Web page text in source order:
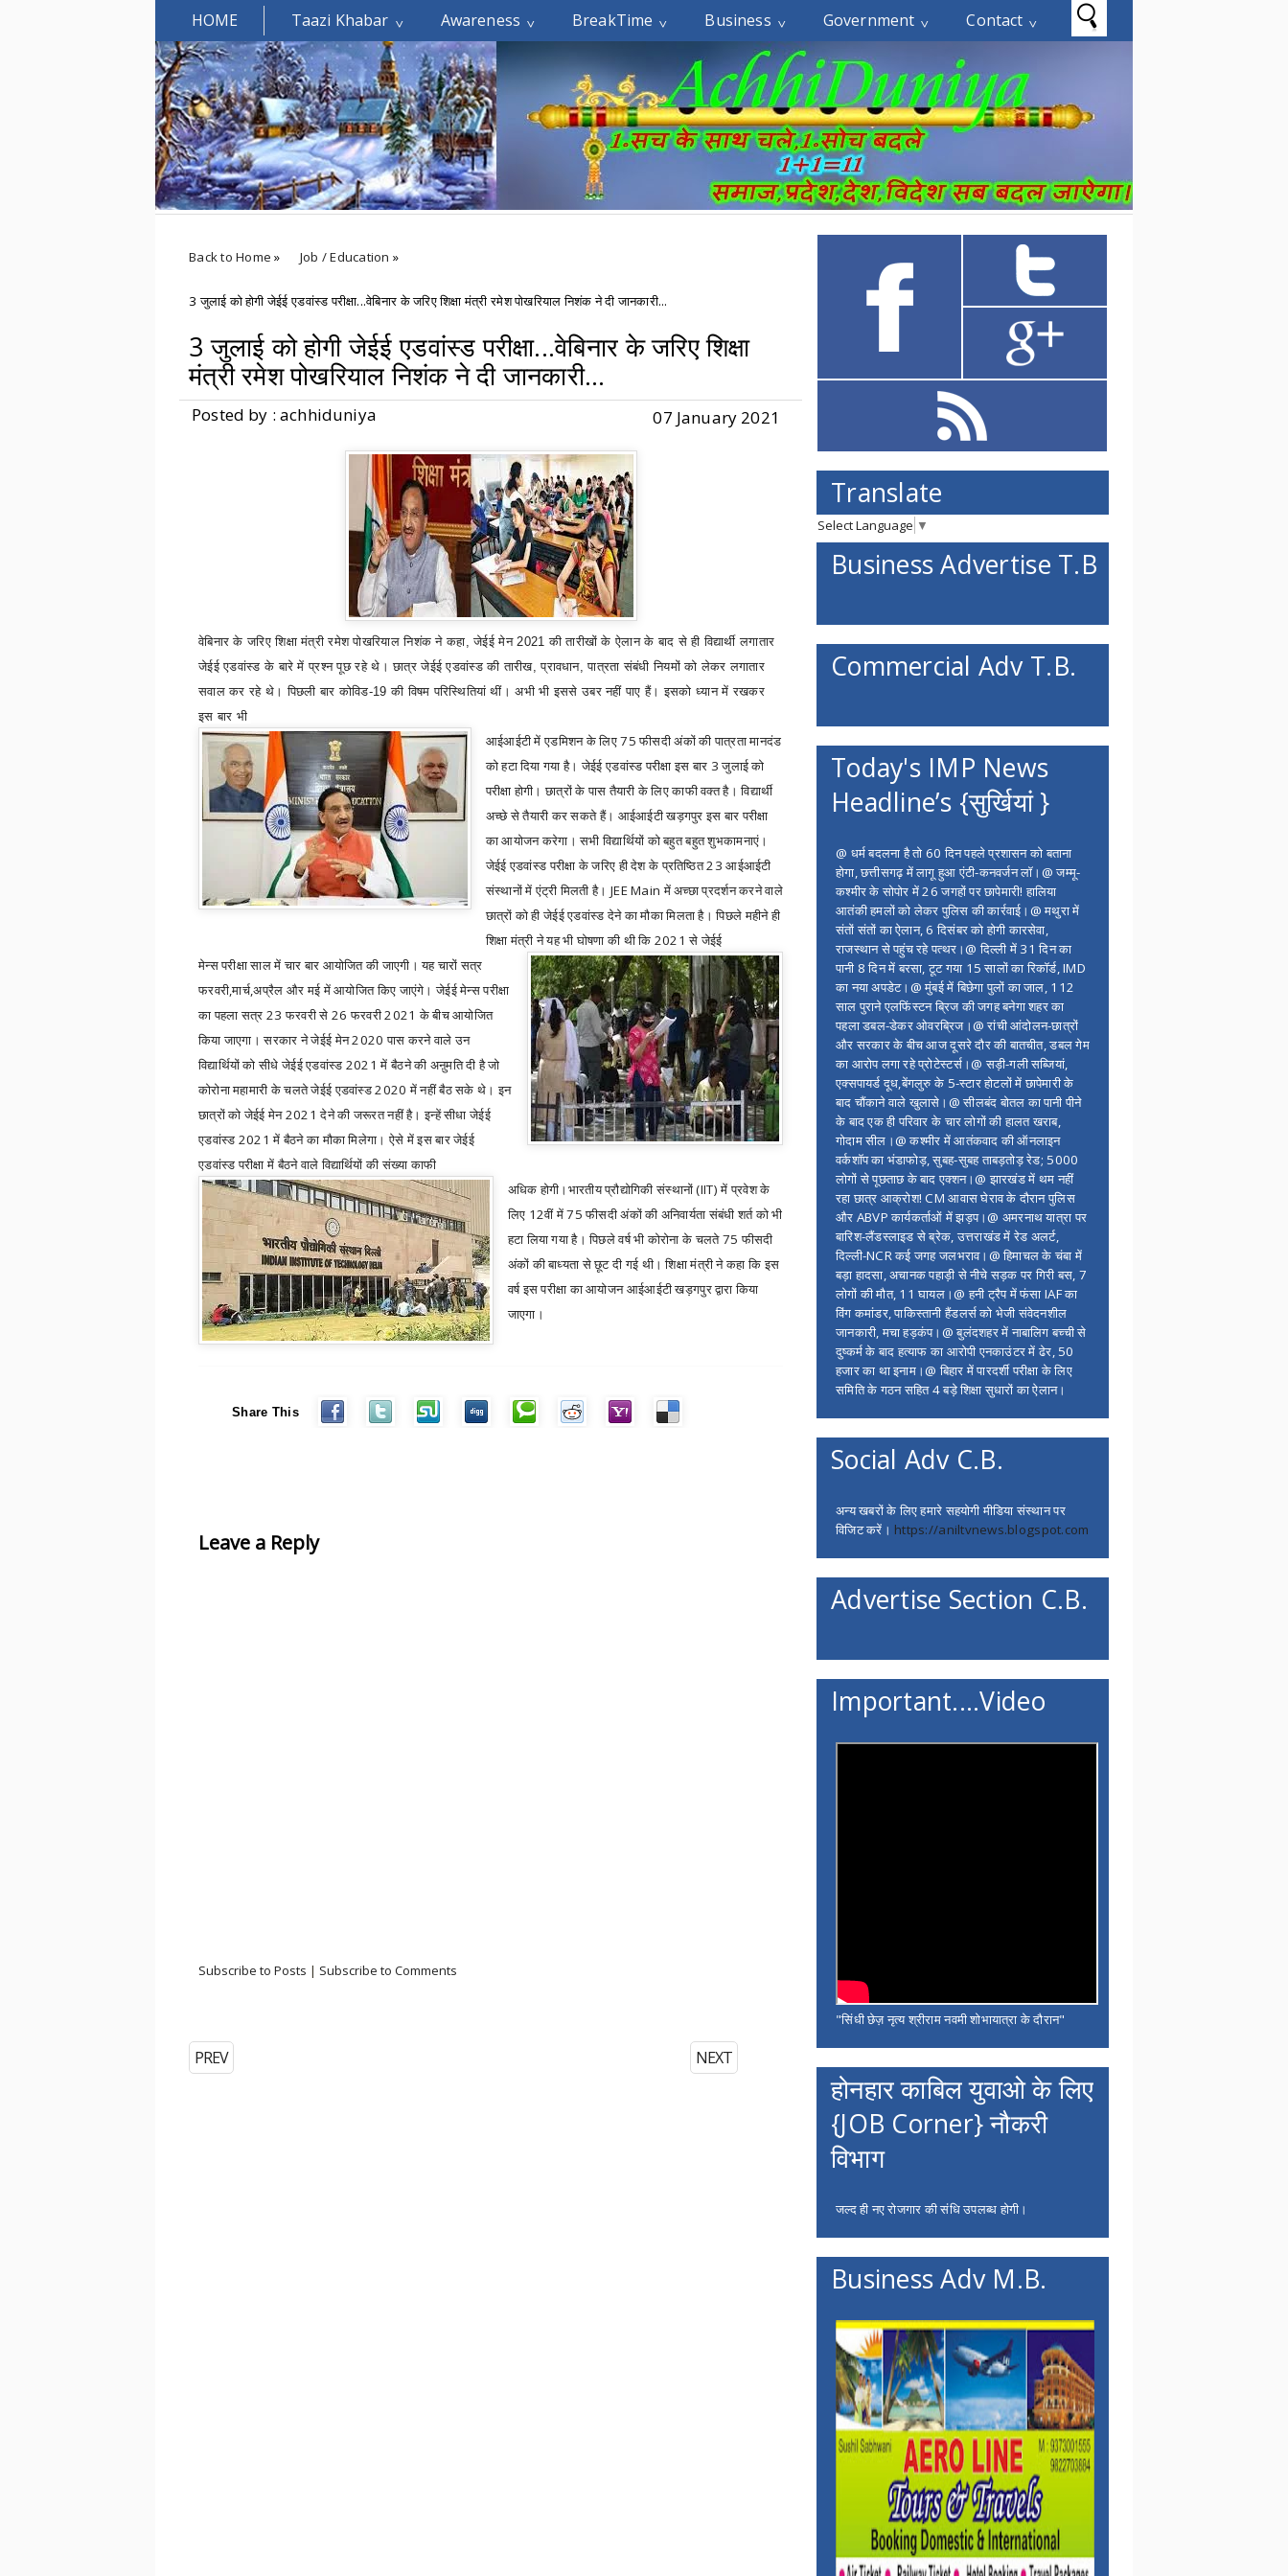
HOME Taazi Khabar Awareness BreakTime Business Government Contact
Welcomes You.....
Back to Home » Job / Education »
3 जुलाई को होगी जेईई एडवांस्ड परीक्षा...वेबिनार के जरिए शिक्षा मंत्री रमेश पोखरियाल निशंक ने दी जानकारी...
3 जुलाई को होगी जेईई एडवांस्ड परीक्षा...वेबिनार के जरिए शिक्षा
मंत्री रमेश पोखरियाल निशंक ने दी जानकारी...
Posted by : achhiduniya 07 January 2021
वेबिनार के जरिए शिक्षा मंत्री रमेश पोखरियाल निशंक ने कहा,जेईई मेन 2021 की तारीखों के ऐलान के बाद से ही विद्यार्थी लगातार
जेईई एडवांस्ड के बारे में प्रश्न पूछ रहे थे। छात्र जेईई एडवांस्ड की तारीख,प्रावधान,पात्रता संबंधी नियमों को लेकर लगातार
सवाल कर रहे थे। पिछली बार कोविड-19 की विषम परिस्थितियां थीं। अभी भी इससे उबर नहीं पाए हैं। इसको ध्यान में रखकर
इस बार भी
आईआईटी में एडमिशन के लिए 75 फीसदी अंकों की पात्रता मानदंड
को हटा दिया गया है। जेईई एडवांस्ड परीक्षा इस बार 3 जुलाई को
परीक्षा होगी। छात्रों के पास तैयारी के लिए काफी वक्त है। विद्यार्थी
अच्छे से तैयारी कर सकते हैं। आईआईटी खड़गपुर इस बार परीक्षा
का आयोजन करेगा। सभी विद्यार्थियों को बहुत बहुत शुभकामनाएं।
जेईई एडवांस्ड परीक्षा के जरिए ही देश के प्रतिष्ठित 23 आईआईटी
संस्थानों में एंट्री मिलती है। JEE Mainमें अच्छा प्रदर्शन करने वाले
छात्रों को ही जेईई एडवांस्ड देने का मौका मिलता है। पिछले महीने ही
शिक्षा मंत्री ने यह भी घोषणा की थी कि 2021 से जेईई
मेन्स परीक्षा साल में चार बार आयोजित की जाएगी। यह चारों सत्र
फरवरी,मार्च,अप्रैल और मई में आयोजित किए जाएंगे। जेईई मेन्स परीक्षा
का पहला सत्र 23 फरवरी से 26 फरवरी 2021 के बीच आयोजित
किया जाएगा। सरकार ने जेईई मेन 2020 पास करने वाले उन
विद्यार्थियों को सीधे जेईई एडवांस्ड 2021 में बैठने की अऩुमति दी है जो
कोरोना महामारी के चलते जेईई एडवांस्ड 2020 में नहीं बैठ सके थे। इन
छात्रों को जेईई मेन 2021 देने की जरूरत नहीं है। इन्हें सीधा जेईई
एडवांस्ड 2021 में बैठने का मौका मिलेगा। ऐसे में इस बार जेईई
एडवांस्ड परीक्षा में बैठने वाले विद्यार्थियों की संख्या काफी
अधिक होगी।भारतीय प्रौद्योगिकी संस्थानों (IIT)में प्रवेश के
लिए 12वीं में 75 फीसदी अंकों की अनिवार्यता संबंधी शर्त को भी
हटा लिया गया है। पिछले वर्ष भी कोरोना के चलते 75 फीसदी
अंकों की बाध्यता से छूट दी गई थी। शिक्षा मंत्री ने कहा कि इस
वर्ष इस परीक्षा का आयोजन आईआईटी खड़गपुर द्वारा किया
जाएगा।
Share This
Leave a Reply
Subscribe to Posts | Subscribe to Comments
NEXT
PREV
Translate
Select Language ▼
Business Advertise T.B
Commercial Adv T.B.
Today's IMP News
Headline’s {सुर्खियां }
@ धर्म बदलना है तो 60 दिन पहले प्रशासन को बताना
होगा, छत्तीसगढ़ में लागू हुआ एंटी-कनवर्जन लॉ।@ जम्मू-
कश्मीर के सोपोर में 26 जगहों पर छापेमारी! हालिया
आतंकी हमलों को लेकर पुलिस की कार्रवाई।@ मथुरा में
संतों संतों का ऐलान, 6 दिसंबर को होगी कारसेवा,
राजस्थान से पहुंच रहे पत्थर।@ दिल्ली में 31 दिन का
पानी 8 दिन में बरसा, टूट गया 15 सालों का रिकॉर्ड, IMD
का नया अपडेट।@ मुंबई में बिछेगा पुलों का जाल, 112
साल पुराने एलफिंस्टन ब्रिज की जगह बनेगा शहर का
पहला डबल-डेकर ओवरब्रिज।@ रांची आंदोलन-छात्रों
और सरकार के बीच आज दूसरे दौर की बातचीत, डबल गेम
का आरोप लगा रहे प्रोटेस्टर्स।@ सड़ी-गली सब्जियां,
एक्सपायर्ड दूध,बेंगलुरु के 5-स्टार होटलों में छापेमारी के
बाद चौंकाने वाले खुलासे।@ सीलबंद बोतल का पानी पीने
के बाद एक ही परिवार के चार लोगों की हालत खराब,
गोदाम सील।@ कश्मीर में आतंकवाद की ऑनलाइन
वर्कशॉप का भंडाफोड़, सुबह-सुबह ताबड़तोड़ रेड; 5000
लोगों से पूछताछ के बाद एक्शन।@ झारखंड में थम नहीं
रहा छात्र आक्रोश! CM आवास घेराव के दौरान पुलिस
और ABVP कार्यकर्ताओं में झड़प।@ अमरनाथ यात्रा पर
बारिश-लैंडस्लाइड से ब्रेक, उत्तराखंड में रेड अलर्ट,
दिल्ली-NCR कई जगह जलभराव।@ हिमाचल के चंबा में
बड़ा हादसा, अचानक पहाड़ी से नीचे सड़क पर गिरी बस, 7
लोगों की मौत, 11 घायल।@ हनी ट्रैप में फंसा IAF का
विंग कमांडर, पाकिस्तानी हैंडलर्स को भेजी संवेदनशील
जानकारी, मचा हड़कंप।@ बुलंदशहर में नाबालिग बच्ची से
दुष्कर्म के बाद हत्याफ का आरोपी एनकाउंटर में ढेर, 50
हजार का था इनाम।@ बिहार में पारदर्शी परीक्षा के लिए
समिति के गठन सहित 4 बड़े शिक्षा सुधारों का ऐलान।
Social Adv C.B.
अन्य खबरों के लिए हमारे सहयोगी मीडिया संस्थान पर
विजिट करें। https://aniltvnews.blogspot.com
Advertise Section C.B.
Important....Video
"सिंधी छेज़ नृत्य श्रीराम नवमी शोभायात्रा के दौरान"
होनहार काबिल युवाओ के लिए
{JOB Corner} नौकरी
विभाग
जल्द ही नए रोजगार की संधि उपलब्ध होगी।
Business Adv M.B.